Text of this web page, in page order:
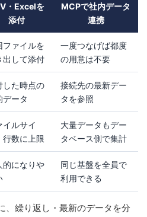
・Excelを
添付
MCPで社内データ
連携
ファイルを
出して添付
一度つなげば都度
の用意は不要
した時点の
データ
接続先の最新デー
タを参照
イルサイ
行数に上限
大量データもデー
タベース側で集計
的になりや
同じ基盤を全員で
利用できる
、繰り返し・最新のデータを分